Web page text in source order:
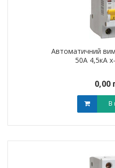
Автоматичний
50А 4,5кА
0,00
В